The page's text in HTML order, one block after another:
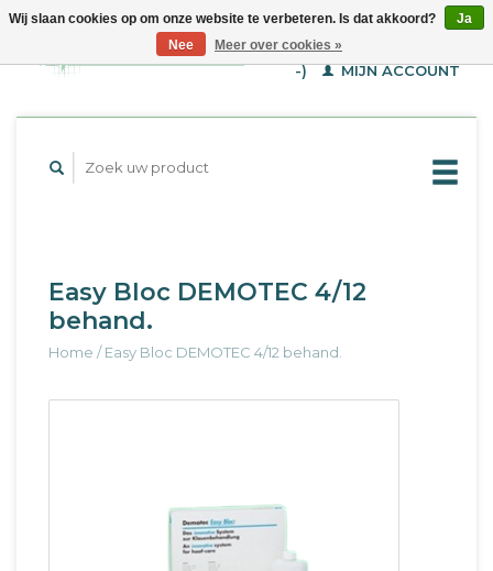
WINKELWAGEN (€--,-
-)
MIJN ACCOUNT
Easy Bloc DEMOTEC 4/12
behand.
Home /Easy Bloc DEMOTEC 4/12 behand.
Wij slaan cookies op om onze website te verbeteren. Is dat akkoord?
Ja
Nee
Meer over cookies »